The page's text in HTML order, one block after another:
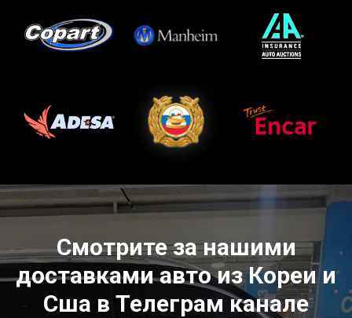
Смотрите за нашими
доставками авто из Кореи и
Сша в Телеграм канале